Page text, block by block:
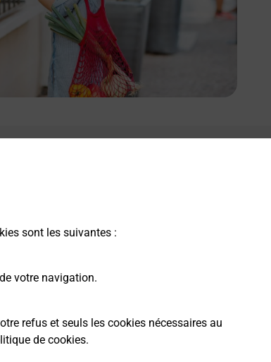
sont les suivantes :
votre navigation.
refus et seuls les cookies nécessaires au
de cookies.